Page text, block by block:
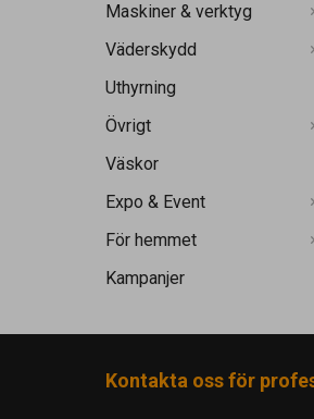
Maskiner & verktyg
Väderskydd
Uthyrning
Övrigt
Väskor
Expo & Event
För hemmet
Kampanjer
Kontakta oss för